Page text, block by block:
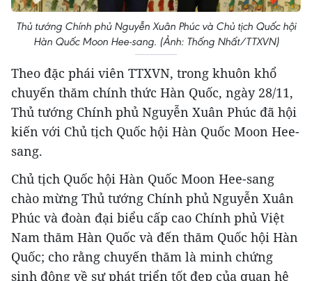
Thủ tướng Chính phủ Nguyễn Xuân Phúc và Chủ tịch Quốc hội
Hàn Quốc Moon Hee-sang. (Ảnh: Thống Nhất/TTXVN)
Theo đặc phái viên TTXVN, trong khuôn khổ
chuyến thăm chính thức Hàn Quốc, ngày 28/11,
Thủ tướng Chính phủ Nguyễn Xuân Phúc đã hội
kiến với Chủ tịch Quốc hội Hàn Quốc Moon Hee-
sang.
Chủ tịch Quốc hội Hàn Quốc Moon Hee-sang
chào mừng Thủ tướng Chính phủ Nguyễn Xuân
Phúc và đoàn đại biểu cấp cao Chính phủ Việt
Nam thăm Hàn Quốc và đến thăm Quốc hội Hàn
Quốc; cho rằng chuyến thăm là minh chứng
sinh động về sự phát triển tốt đẹp của quan hệ